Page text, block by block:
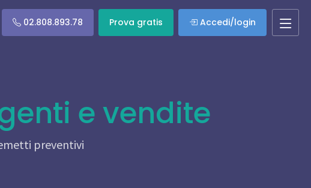
02.808.893.78 Prova gratis Accedi/login
e vendite
preventivi